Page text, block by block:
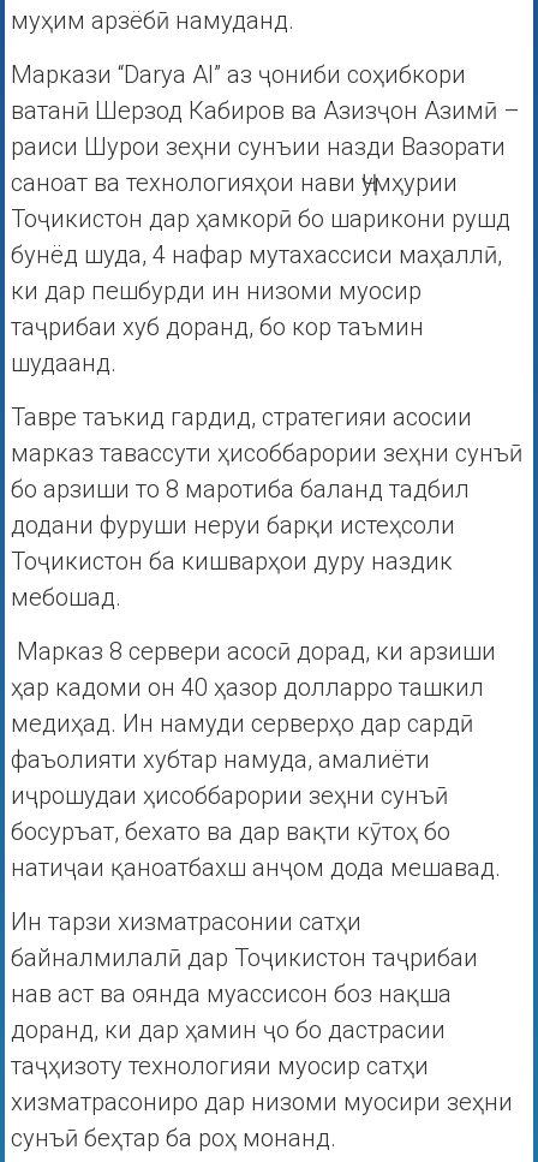
муҳим арзёбӣ намуданд.
Маркази “Darya AI” аз ҷониби соҳибкори
ватанӣ Шерзод Кабиров ва Азизҷон Азимӣ –
раиси Шурои зеҳни сунъии назди Вазорати
саноат ва технологияҳои нави Ҷумҳурии
Тоҷикистон дар ҳамкорӣ бо шарикони рушд
бунёд шуда, 4 нафар мутахассиси маҳаллӣ,
ки дар пешбурди ин низоми муосир
таҷрибаи хуб доранд, бо кор таъмин
шудаанд.
Тавре таъкид гардид, стратегияи асосии
марказ тавассути ҳисоббарории зеҳни сунъӣ
бо арзиши то 8 маротиба баланд тадбил
додани фуруши неруи барқи истеҳсоли
Тоҷикистон ба кишварҳои дуру наздик
мебошад.
Марказ 8 сервери асосӣ дорад, ки арзиши
ҳар кадоми он 40 ҳазор долларро ташкил
медиҳад. Ин намуди серверҳо дар сардӣ
фаъолияти хубтар намуда, амалиёти
иҷрошудаи ҳисоббарории зеҳни сунъӣ
босуръат, бехато ва дар вақти кӯтоҳ бо
натиҷаи қаноатбахш анҷом дода мешавад.
Ин тарзи хизматрасонии сатҳи
байналмилалӣ дар Тоҷикистон таҷрибаи
нав аст ва оянда муассисон боз нақша
доранд, ки дар ҳамин ҷо бо дастрасии
таҷҳизоту технологияи муосир сатҳи
хизматрасониро дар низоми муосири зеҳни
сунъӣ беҳтар ба роҳ монанд.